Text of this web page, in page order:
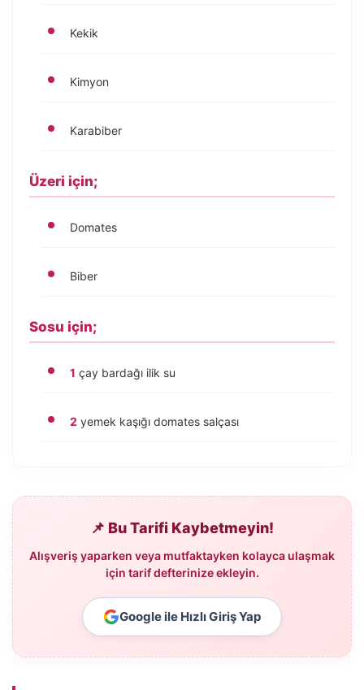
Kekik
Kimyon
Karabiber
Üzeri için;
Domates
Biber
Sosu için;
1 çay bardağı ilik su
2 yemek kaşığı domates salçası
📌 Bu Tarifi Kaybetmeyin!
Alışveriş yaparken veya mutfaktayken kolayca ulaşmak
için tarif defterinize ekleyin.
Google ile Hızlı Giriş Yap